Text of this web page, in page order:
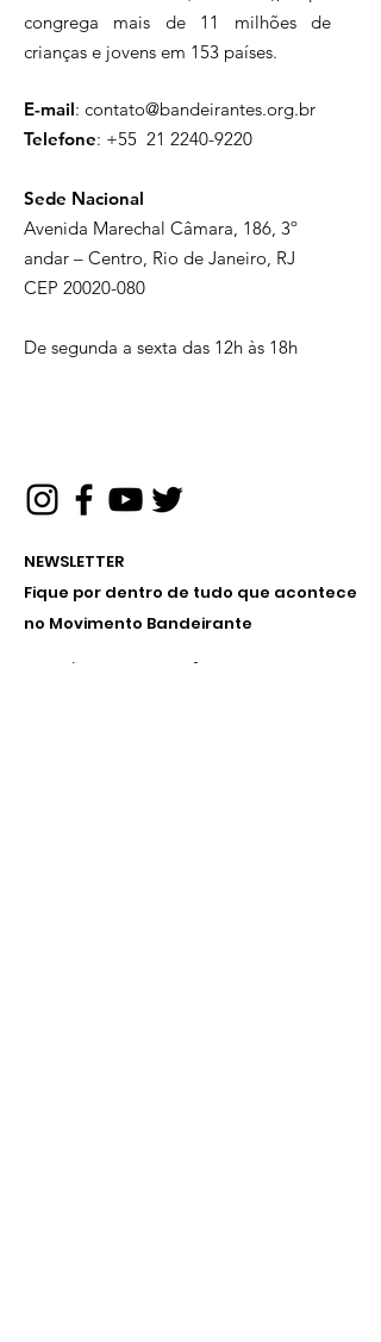
congrega mais de 11 milhões de
crianças e jovens em 153 países.
E-mail: contato@bandeirantes.org.br
Telefone: +55 21 2240-9220
Sede Nacional
Avenida Marechal Câmara, 186, 3º
andar – Centro, Rio de Janeiro, RJ
CEP 20020-080
De segunda a sexta das 12h às 18h
NEWSLETTER
Fique por dentro de tudo que acontece
no Movimento Bandeirante
Receba nossos informativos no